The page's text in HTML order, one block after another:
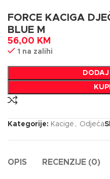
FORCE KACIGA
BLUE M
56,00 KM
1 na zalihi
Kategorije: Kacige , Odjeća
OPIS RECENZIJE (0)